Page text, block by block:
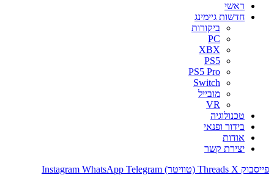
ראשי
חדשות גיימינג
ביקורות
PC
XBX
PS5
PS5 Pro
Switch
מובייל
VR
טכנולוגיה
בידור ופנאי
אודות
יצירת קשר
פייסבוק
Threads X (טוויטר) Instagram WhatsApp Telegram